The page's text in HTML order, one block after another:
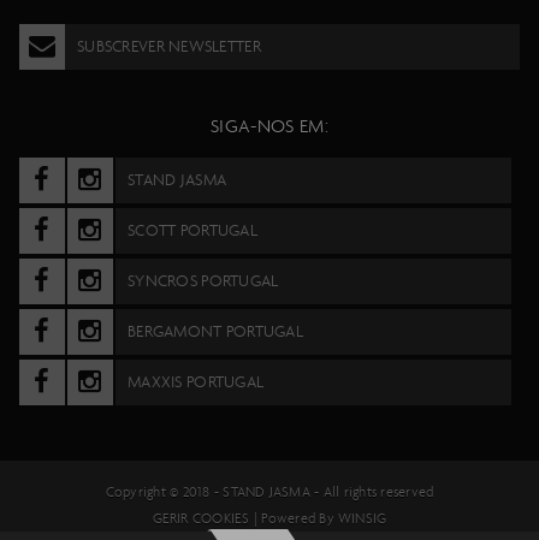
Scott Gravel 24 2020
Scott Metrix 10 2019 e 2020
Scott Metrix 10 2022
Scott Metrix 10 e 20 2021
Scott Metrix 20 e 30 2019 e 2020
Scott Metrix 20 e 30 2022
Scott Metrix 2012
Scott Metrix 2018
Scott Metrix 30 2021
SUBSCREVER NEWSLETTER
SIGA-NOS EM:
STAND JASMA
SCOTT PORTUGAL
SYNCROS PORTUGAL
BERGAMONT PORTUGAL
MAXXIS PORTUGAL
Copyright © 2018 -STAND JASMA- All rights reserved
GERIR COOKIES
| Powered ByWINSIG